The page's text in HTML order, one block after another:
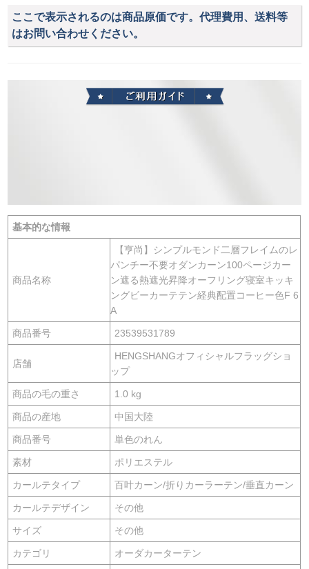
ここで表示されるのは商品原価です。代理費用、送料等
はお問い合わせください。
基本的な情報
商品名称
【亨尚】シンプルモンド二層フレイムのレ
パンチー不要オダンカーン100ページカー
ン遮る熱遮光昇降オーフリング寝室キッキ
ングビーカーテテン経典配置コーヒー色F 6
A
商品番号 23539531789
店舗
HENGSHANGオフィシャルフラッグショ
ップ
商品の毛の重さ 1.0 kg
商品の産地 中国大陸
商品番号 単色のれん
素材 ポリエステル
カールテタイプ 百叶カーン/折りカーラーテン/垂直カーン
カールテデザイン その他
サイズ その他
カテゴリ オーダカーターテン